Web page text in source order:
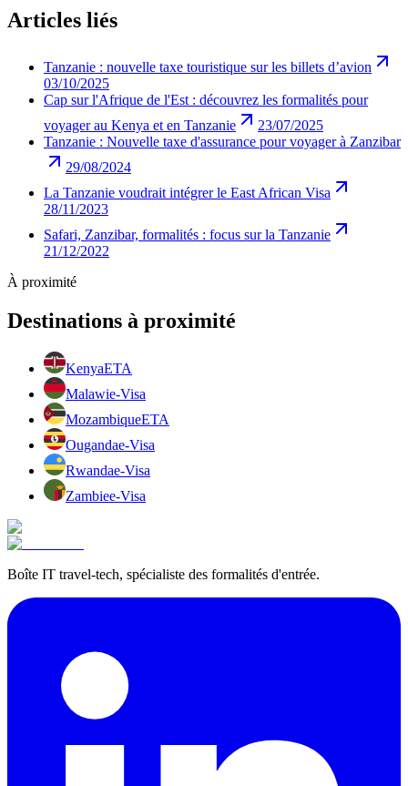
Articles liés
Tanzanie : nouvelle taxe touristique sur les billets d’avion
03/10/2025
Cap sur l'Afrique de l'Est : découvrez les formalités pour
voyager au Kenya et en Tanzanie
23/07/2025
Tanzanie : Nouvelle taxe d'assurance pour voyager à Zanzibar
29/08/2024
La Tanzanie voudrait intégrer le East African Visa
28/11/2023
Safari, Zanzibar, formalités : focus sur la Tanzanie
21/12/2022
À proximité
Destinations à proximité
KenyaETA
Malawie-Visa
MozambiqueETA
Ougandae-Visa
Rwandae-Visa
Zambiee-Visa
Boîte IT travel-tech, spécialiste des formalités d'entrée.